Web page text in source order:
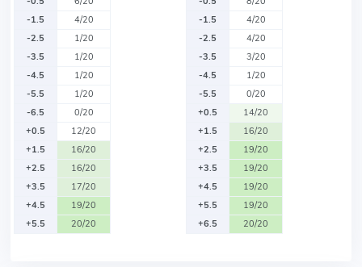
-1.5
4/20
-2.5
1/20
-3.5
1/20
-4.5
1/20
-5.5
1/20
-6.5
0/20
+0.5
12/20
+1.5
16/20
+2.5
16/20
+3.5
17/20
+4.5
19/20
+5.5
20/20
-1.5
4/20
-2.5
4/20
-3.5
3/20
-4.5
1/20
-5.5
0/20
+0.5
14/20
+1.5
16/20
+2.5
19/20
+3.5
19/20
+4.5
19/20
+5.5
19/20
+6.5
20/20